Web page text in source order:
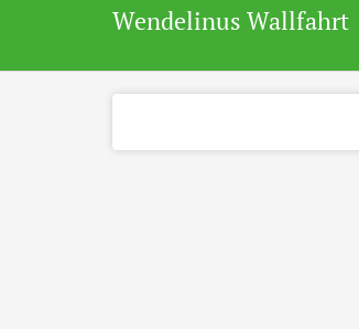
Wendelinus Wallfahrt